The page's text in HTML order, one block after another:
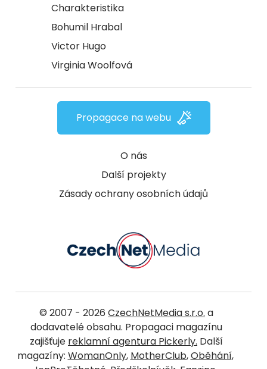
Charakteristika
Bohumil Hrabal
Victor Hugo
Virginia Woolfová
O nás
Další projekty
Zásady ochrany osobních údajů
Propagace na webu
© 2007 - 2026 CzechNetMedia s.r.o. a
dodavatelé obsahu. Propagaci magazínu
zajišťuje reklamní agentura Pickerly. Další
magazíny: WomanOnly, MotherClub,Oběhání,